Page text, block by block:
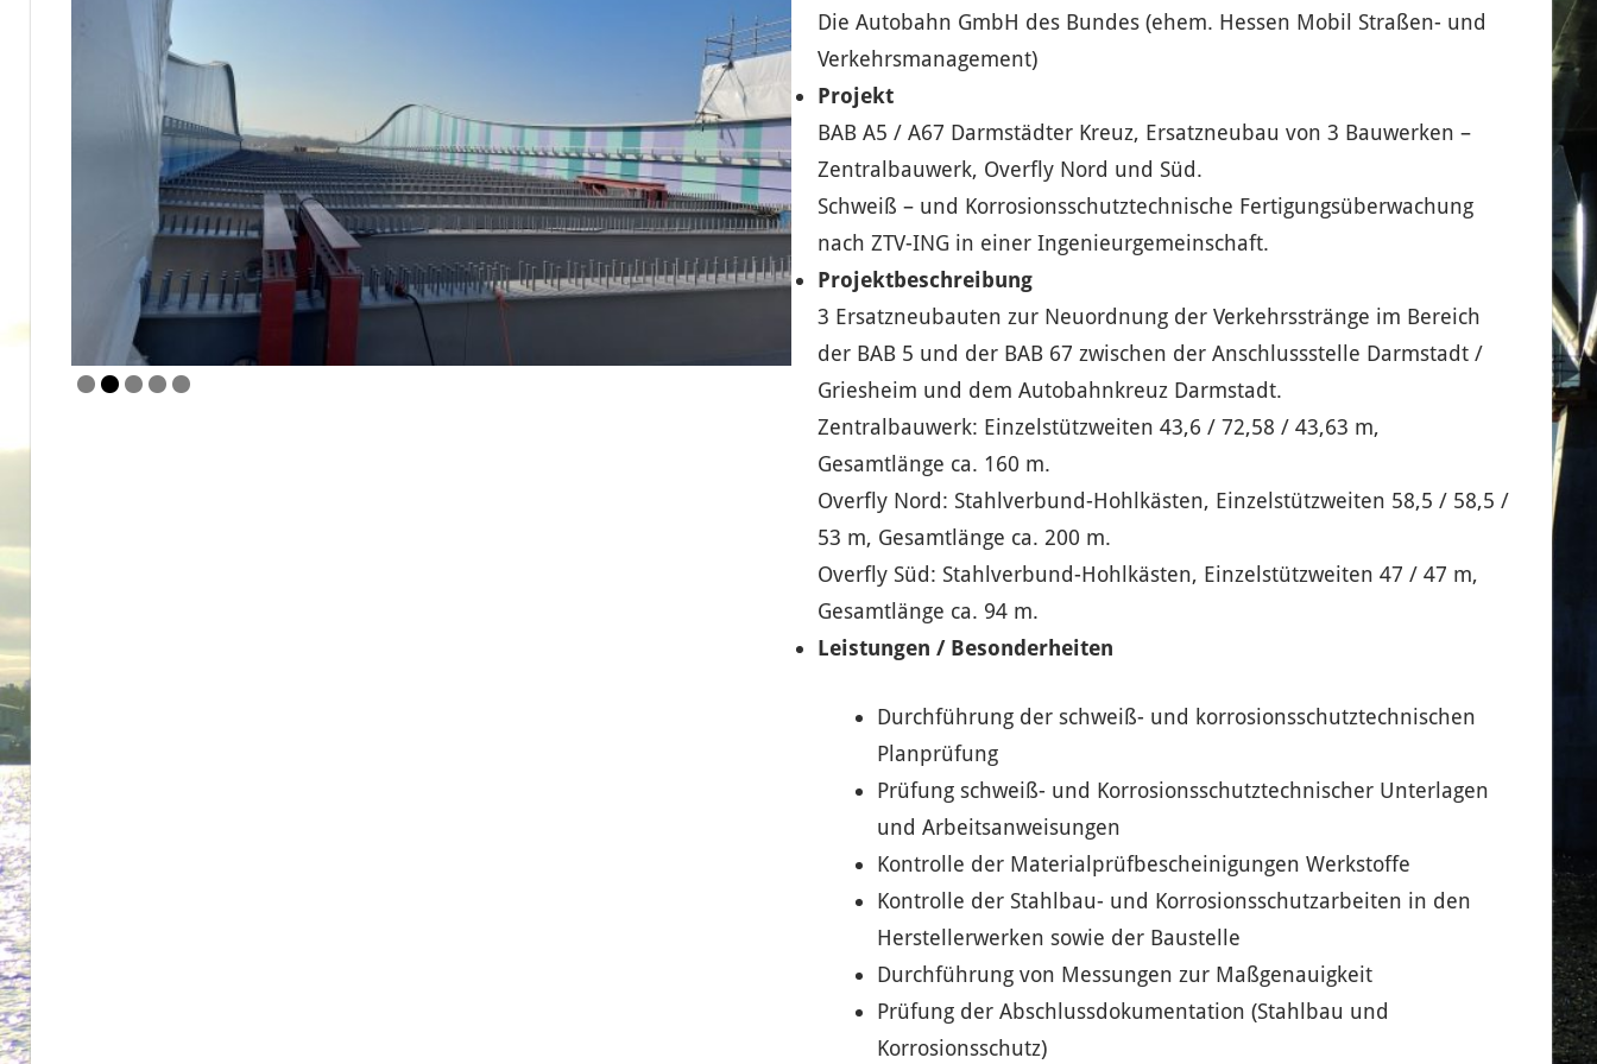
Die Autobahn GmbH des Bundes (ehem. Hessen Mobil Straßen- und
Verkehrsmanagement)
Projekt
BAB A5 / A67 Darmstädter Kreuz, Ersatzneubau von 3 Bauwerken –
Zentralbauwerk, Overfly Nord und Süd.
Schweiß – und Korrosionsschutztechnische Fertigungsüberwachung
nach ZTV-ING in einer Ingenieurgemeinschaft.
Projektbeschreibung
3 Ersatzneubauten zur Neuordnung der Verkehrsstränge im Bereich
der BAB 5 und der BAB 67 zwischen der Anschlussstelle Darmstadt /
Griesheim und dem Autobahnkreuz Darmstadt.
Zentralbauwerk: Einzelstützweiten 43,6 / 72,58 / 43,63 m,
Gesamtlänge ca. 160 m.
Overfly Nord: Stahlverbund-Hohlkästen, Einzelstützweiten 58,5 / 58,5 /
53 m, Gesamtlänge ca. 200 m.
Overfly Süd: Stahlverbund-Hohlkästen, Einzelstützweiten 47 / 47 m,
Gesamtlänge ca. 94 m.
Leistungen / Besonderheiten
Durchführung der schweiß- und korrosionsschutztechnischen
Planprüfung
Prüfung schweiß- und Korrosionsschutztechnischer Unterlagen
und Arbeitsanweisungen
Kontrolle der Materialprüfbescheinigungen Werkstoffe
Kontrolle der Stahlbau- und Korrosionsschutzarbeiten in den
Herstellerwerken sowie der Baustelle
Durchführung von Messungen zur Maßgenauigkeit
Prüfung der Abschlussdokumentation (Stahlbau und
Korrosionsschutz)